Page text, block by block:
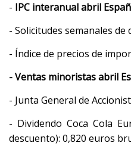
- IPC interanual abril
- Solicitudes semanales de
- Índice de precios de
- Ventas minoristas abril
- Junta General de
- Dividendo Coca Cola
descuento): 0,820 euros